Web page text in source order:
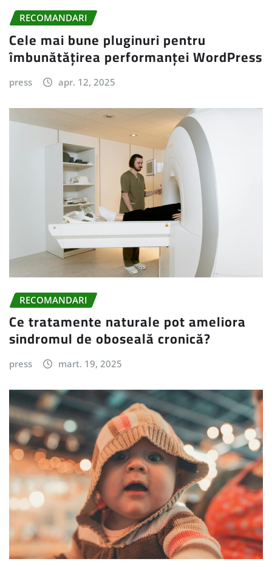
RECOMANDARI
Cele mai bune pluginuri pentru
îmbunătățirea performanței WordPress
press apr. 12, 2025
RECOMANDARI
Ce tratamente naturale pot ameliora
sindromul de oboseală cronică?
press mart. 19, 2025